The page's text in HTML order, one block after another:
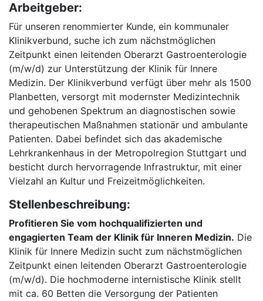
Arbeitgeber:
Für unseren renommierter Kunde, ein kommunaler
Klinikverbund, suche ich zum nächstmöglichen
Zeitpunkt einen leitenden Oberarzt Gastroenterologie
(m/w/d) zur Unterstützung der Klinik für Innere
Medizin. Der Klinikverbund verfügt über mehr als 1500
Planbetten, versorgt mit modernster Medizintechnik
und gehobenen Spektrum an diagnostischen sowie
therapeutischen Maßnahmen stationär und ambulante
Patienten. Dabei befindet sich das akademische
Lehrkrankenhaus in der Metropolregion Stuttgart und
besticht durch hervorragende Infrastruktur, mit einer
Vielzahl an Kultur und Freizeitmöglichkeiten.
Stellenbeschreibung:
Profitieren Sie vom hochqualifizierten und
engagierten Team der Klinik für Inneren Medizin. Die
Klinik für Innere Medizin sucht zum nächstmöglichen
Zeitpunkt einen leitenden Oberarzt Gastroenterologie
(m/w/d). Die hochmoderne internistische Klinik stellt
mit ca. 60 Betten die Versorgung der Patienten